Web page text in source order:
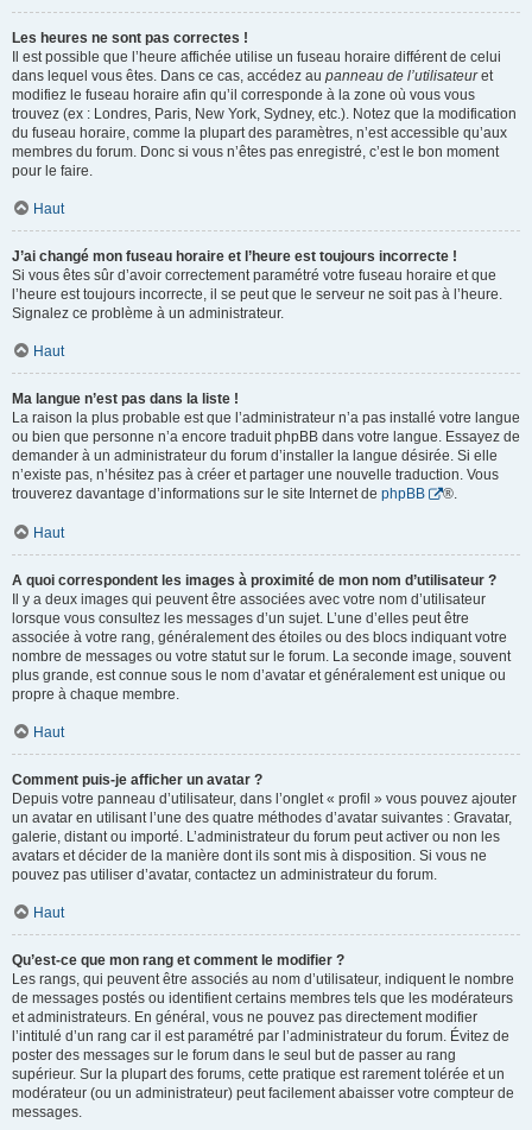
Les heures ne sont pas correctes !
Il est possible que l’heure affichée utilise un fuseau horaire différent de celui
dans lequel vous êtes. Dans ce cas, accédez au panneau de l’utilisateuret
modifiez le fuseau horaire afin qu’il corresponde à la zone où vous vous
trouvez (ex : Londres, Paris, New York, Sydney, etc.). Notez que la modification
du fuseau horaire, comme la plupart des paramètres, n’est accessible qu’aux
membres du forum. Donc si vous n’êtes pas enregistré, c’est le bon moment
pour le faire.
Haut
J’ai changé mon fuseau horaire et l’heure est toujours incorrecte !
Si vous êtes sûr d’avoir correctement paramétré votre fuseau horaire et que
l’heure est toujours incorrecte, il se peut que le serveur ne soit pas à l’heure.
Signalez ce problème à un administrateur.
Haut
Ma langue n’est pas dans la liste !
La raison la plus probable est que l’administrateur n’a pas installé votre langue
ou bien que personne n’a encore traduit phpBB dans votre langue. Essayez de
demander à un administrateur du forum d’installer la langue désirée. Si elle
n’existe pas, n’hésitez pas à créer et partager une nouvelle traduction. Vous
trouverez davantage d’informations sur le site Internet de phpBB ®.
Haut
A quoi correspondent les images à proximité de mon nom d’utilisateur ?
Il y a deux images qui peuvent être associées avec votre nom d’utilisateur
lorsque vous consultez les messages d’un sujet. L’une d’elles peut être
associée à votre rang, généralement des étoiles ou des blocs indiquant votre
nombre de messages ou votre statut sur le forum. La seconde image, souvent
plus grande, est connue sous le nom d’avatar et généralement est unique ou
propre à chaque membre.
Haut
Comment puis-je afficher un avatar ?
Depuis votre panneau d’utilisateur, dans l’onglet « profil » vous pouvez ajouter
un avatar en utilisant l’une des quatre méthodes d’avatar suivantes : Gravatar,
galerie, distant ou importé. L’administrateur du forum peut activer ou non les
avatars et décider de la manière dont ils sont mis à disposition. Si vous ne
pouvez pas utiliser d’avatar, contactez un administrateur du forum.
Haut
Qu’est-ce que mon rang et comment le modifier ?
Les rangs, qui peuvent être associés au nom d’utilisateur, indiquent le nombre
de messages postés ou identifient certains membres tels que les modérateurs
et administrateurs. En général, vous ne pouvez pas directement modifier
l’intitulé d’un rang car il est paramétré par l’administrateur du forum. Évitez de
poster des messages sur le forum dans le seul but de passer au rang
supérieur. Sur la plupart des forums, cette pratique est rarement tolérée et un
modérateur (ou un administrateur) peut facilement abaisser votre compteur de
messages.